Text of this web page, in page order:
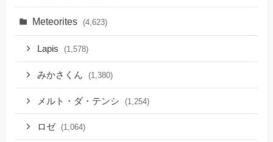
Meteorites (4,623)
Lapis (1,578)
みかさくん (1,380)
メルト・ダ・テンシ (1,254)
ロゼ (1,064)